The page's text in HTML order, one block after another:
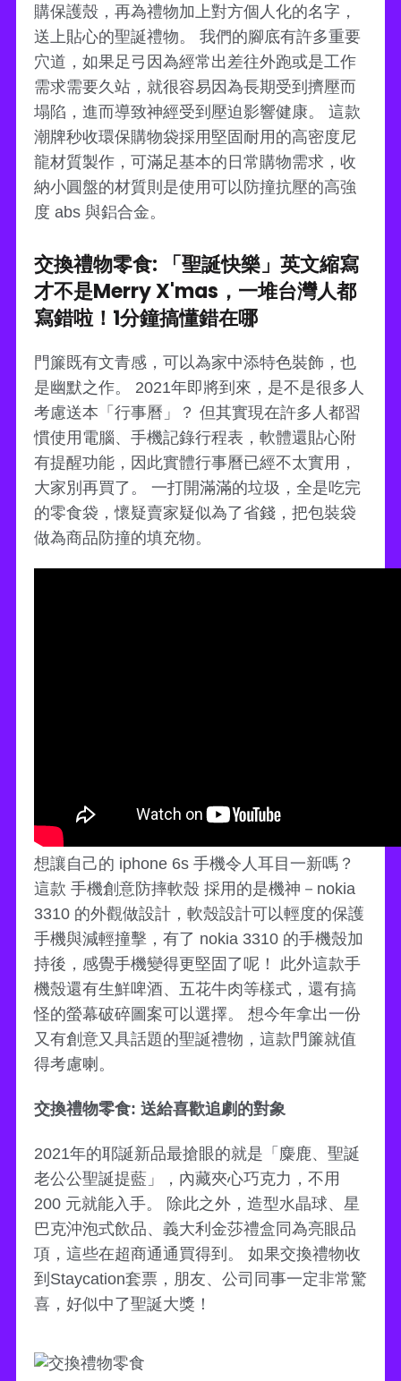
購保護殼，再為禮物加上對方個人化的名字，
送上貼心的聖誕禮物。 我們的腳底有許多重要
穴道，如果足弓因為經常出差往外跑或是工作
需求需要久站，就很容易因為長期受到擠壓而
塌陷，進而導致神經受到壓迫影響健康。 這款
潮牌秒收環保購物袋採用堅固耐用的高密度尼
龍材質製作，可滿足基本的日常購物需求，收
納小圓盤的材質則是使用可以防撞抗壓的高強
度 abs 與鋁合金。
交換禮物零食: 「聖誕快樂」英文縮寫
才不是Merry X'mas，一堆台灣人都
寫錯啦！1分鐘搞懂錯在哪
門簾既有文青感，可以為家中添特色裝飾，也
是幽默之作。 2021年即將到來，是不是很多人
考慮送本「行事曆」？ 但其實現在許多人都習
慣使用電腦、手機記錄行程表，軟體還貼心附
有提醒功能，因此實體行事曆已經不太實用，
大家別再買了。 一打開滿滿的垃圾，全是吃完
的零食袋，懷疑賣家疑似為了省錢，把包裝袋
做為商品防撞的填充物。
想讓自己的 iphone 6s 手機令人耳目一新嗎？
這款 手機創意防摔軟殼 採用的是機神－nokia
3310 的外觀做設計，軟殼設計可以輕度的保護
手機與減輕撞擊，有了 nokia 3310 的手機殼加
持後，感覺手機變得更堅固了呢！ 此外這款手
機殼還有生鮮啤酒、五花牛肉等樣式，還有搞
怪的螢幕破碎圖案可以選擇。 想今年拿出一份
又有創意又具話題的聖誕禮物，這款門簾就值
得考慮喇。
交換禮物零食: 送給喜歡追劇的對象
2021年的耶誕新品最搶眼的就是「麋鹿、聖誕
老公公聖誕提藍」，內藏夾心巧克力，不用
200 元就能入手。 除此之外，造型水晶球、星
巴克沖泡式飲品、義大利金莎禮盒同為亮眼品
項，這些在超商通通買得到。 如果交換禮物收
到Staycation套票，朋友、公司同事一定非常驚
喜，好似中了聖誕大獎！